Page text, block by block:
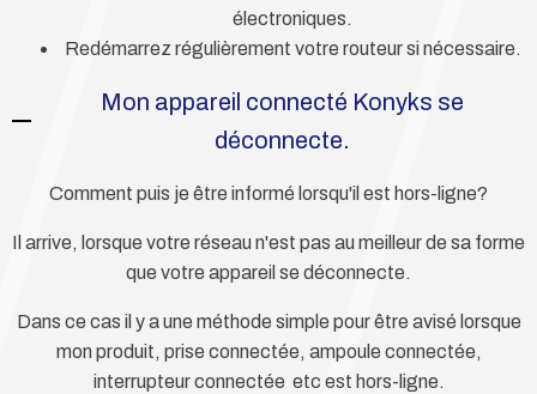
électroniques.
Redémarrez régulièrement votre routeur si nécessaire.
Mon appareil connecté Konyks se
déconnecte.
Comment puis je être informé lorsqu'il est hors-ligne?
Il arrive, lorsque votre réseau n'est pas au meilleur de sa forme
que votre appareil se déconnecte.
Dans ce cas il y a une méthode simple pour être avisé lorsque
mon produit, prise connectée, ampoule connectée,
interrupteur connectée etc est hors-ligne.